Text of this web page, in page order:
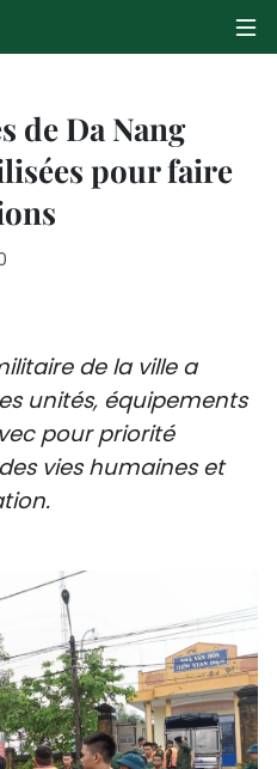
de Da Nang
pour faire
de la ville a
unités, équipements
pour priorité
vies humaines et